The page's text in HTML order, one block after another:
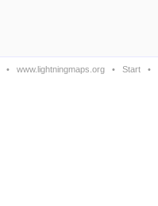
•www.lightningmaps.org •Start •